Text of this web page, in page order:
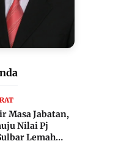
Masa Jabatan,
Nilai Pj
Lemah